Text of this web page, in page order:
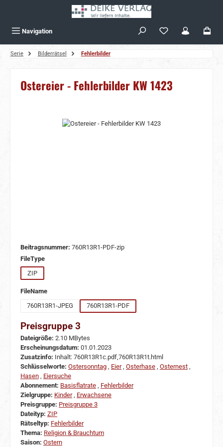
Navigation
Serie Bilderrätsel Fehlerbilder
Ostereier - Fehlerbilder KW 1423
Bildergalerie überspringen
Beitragsnummer: 760R13R1-PDF-zip
FileTypeauswählen
ZIP
FileNameauswählen
760R13R1-JPEG
760R13R1-PDF
Preisgruppe 3
Dateigröße: 2.10 MBytes
Erscheinungsdatum: 01.01.2023
Zusatzinfo: Inhalt: 760R13R1c.pdf,760R13R1t.html
Schlüsselworte: Ostersonntag Eier, Osterhase Osternest
Hasen
Eiersuche
Abonnement: Basisflatrate
Fehlerbilder
Zielgruppe: Kinder, Erwachsene
Preisgruppe: Preisgruppe 3
Dateityp: ZIP
Rätseltyp: Fehlerbilder
Thema: Religion & Brauchtum
Saison: Ostern